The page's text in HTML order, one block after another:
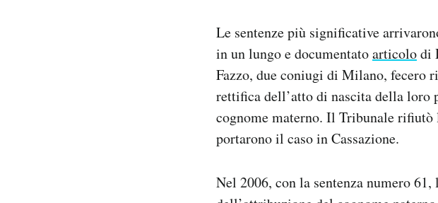
Le sentenze più significative
in un lungo e documentatoarticolodi
Fazzo, due coniugi di Milano, fecero
rettifica dell’atto di nascita della
cognome materno. Il Tribunale
portarono il caso in Cassazione.
Nel 2006, con la sentenza numero